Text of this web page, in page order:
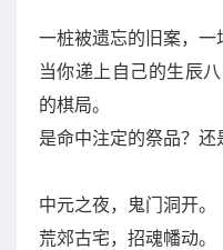
一桩被遗忘的旧案，一
当你递上自己的生辰
的棋局。
是命中注定的祭品？还
中元之夜，鬼门洞开。
荒郊古宅，招魂幡动。